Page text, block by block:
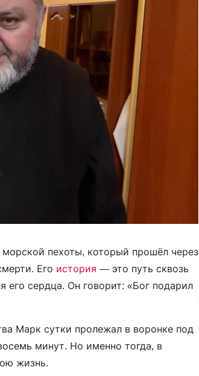
пехоты, который прошёл через
Его история — это путь сквозь
его сердца. Он говорит: «Бог подарил
Марк сутки пролежал в воронке под
минут. Но именно тогда, в
жизнь.